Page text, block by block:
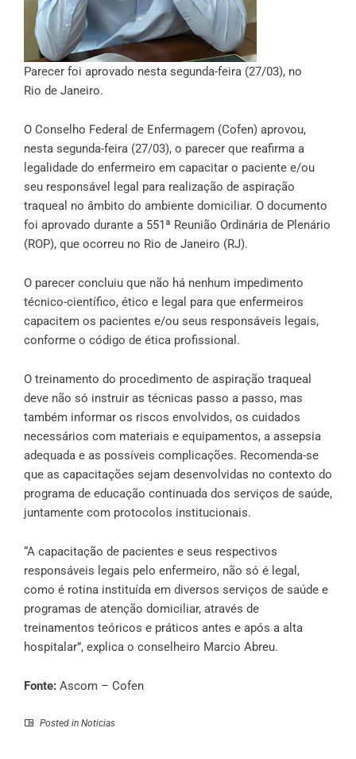
Parecer foi aprovado nesta segunda-feira (27/03), no
Rio de Janeiro.
O Conselho Federal de Enfermagem (Cofen) aprovou,
nesta segunda-feira (27/03), o parecer que reafirma a
legalidade do enfermeiro em capacitar o paciente e/ou
seu responsável legal para realização de aspiração
traqueal no âmbito do ambiente domiciliar. O documento
foi aprovado durante a 551ª Reunião Ordinária de Plenário
(ROP), que ocorreu no Rio de Janeiro (RJ).
O parecer concluiu que não há nenhum impedimento
técnico-científico, ético e legal para que enfermeiros
capacitem os pacientes e/ou seus responsáveis legais,
conforme o código de ética profissional.
O treinamento do procedimento de aspiração traqueal
deve não só instruir as técnicas passo a passo, mas
também informar os riscos envolvidos, os cuidados
necessários com materiais e equipamentos, a assepsia
adequada e as possíveis complicações. Recomenda-se
que as capacitações sejam desenvolvidas no contexto do
programa de educação continuada dos serviços de saúde,
juntamente com protocolos institucionais.
“A capacitação de pacientes e seus respectivos
responsáveis legais pelo enfermeiro, não só é legal,
como é rotina instituída em diversos serviços de saúde e
programas de atenção domiciliar, através de
treinamentos teóricos e práticos antes e após a alta
hospitalar”, explica o conselheiro Marcio Abreu.
Fonte: Ascom – Cofen
Posted in Noticias